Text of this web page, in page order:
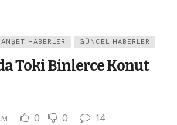
HABERLER GÜNCEL HABERLER
Toki Binlerce Konut
0 0 14